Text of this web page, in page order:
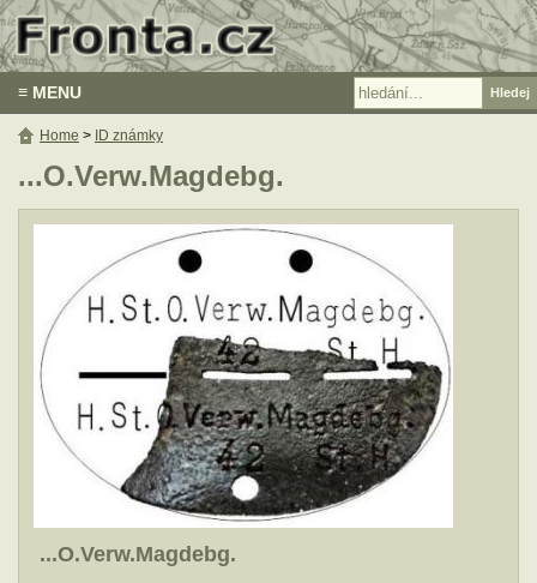
≡ MENU
...O.Verw.Magdebg.
...O.Verw.Magdebg.
Home > ID známky